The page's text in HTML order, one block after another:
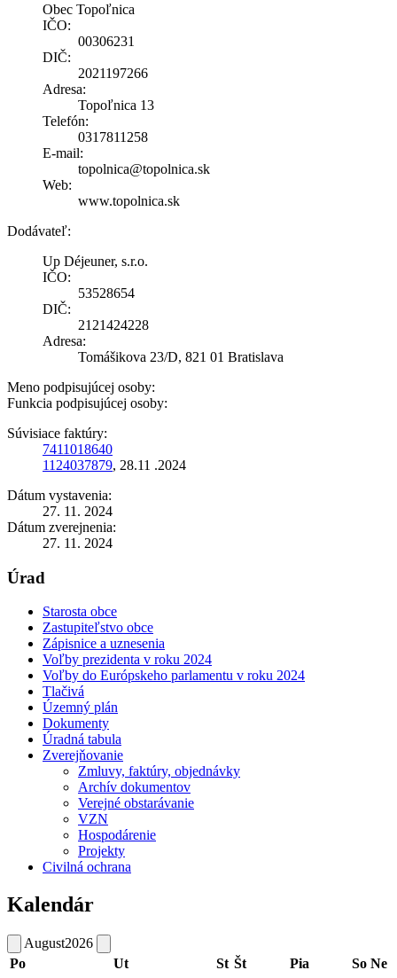
Obec Topoľnica
IČO:
00306231
DIČ:
2021197266
Adresa:
Topoľnica 13
Telefón:
0317811258
E-mail:
topolnica@topolnica.sk
Web:
www.topolnica.sk
Dodávateľ:
Up Déjeuner, s.r.o.
IČO:
53528654
DIČ:
2121424228
Adresa:
Tomášikova 23/D, 821 01 Bratislava
Meno podpisujúcej osoby:
Funkcia podpisujúcej osoby:
Súvisiace faktúry:
7411018640
1124037879, 28.11 .2024
Dátum vystavenia:
27. 11. 2024
Dátum zverejnenia:
27. 11. 2024
Úrad
Starosta obce
Zastupiteľstvo obce
Zápisnice a uznesenia
Voľby prezidenta v roku 2024
Voľby do Európskeho parlamentu v roku 2024
Tlačivá
Územný plán
Dokumenty
Úradná tabula
Zverejňovanie
Zmluvy, faktúry, objednávky
Archív dokumentov
Verejné obstarávanie
VZN
Hospodárenie
Projekty
Civilná ochrana
Kalendár
August2026
Po
Ut St Št Pia So Ne